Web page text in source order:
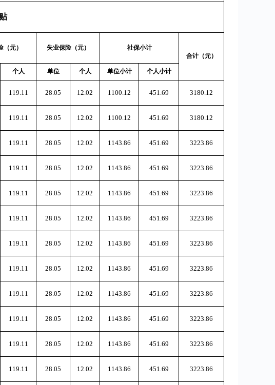
（元） 失业保险（元）
社保小计
合计（元）
个人 单位 个人 单位小计 个人小计
119.11 28.05 12.02 1100.12 451.69 3180.12
119.11 28.05 12.02 1100.12 451.69 3180.12
119.11 28.05 12.02 1143.86 451.69 3223.86
119.11 28.05 12.02 1143.86 451.69 3223.86
119.11 28.05 12.02 1143.86 451.69 3223.86
119.11 28.05 12.02 1143.86 451.69 3223.86
119.11 28.05 12.02 1143.86 451.69 3223.86
119.11 28.05 12.02 1143.86 451.69 3223.86
119.11 28.05 12.02 1143.86 451.69 3223.86
119.11 28.05 12.02 1143.86 451.69 3223.86
119.11 28.05 12.02 1143.86 451.69 3223.86
119.11 28.05 12.02 1143.86 451.69 3223.86